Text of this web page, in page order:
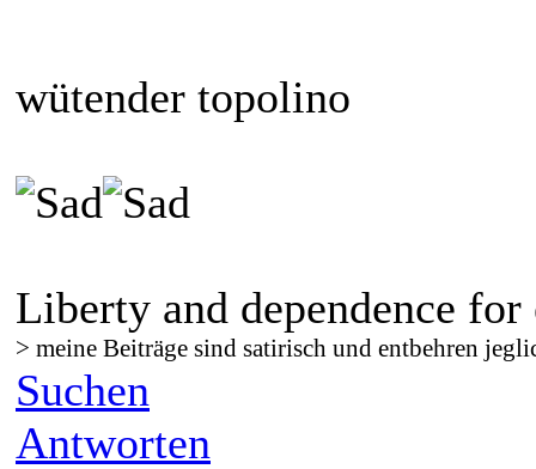
wütender topolino
Liberty and dependence for
> meine Beiträge sind satirisch und entbehren
Suchen
Antworten